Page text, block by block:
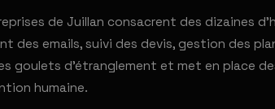
de Juillan consacrent des dizaines
des emails, suivi des devis, gestion des
goulets d'étranglement et met en place
humaine.